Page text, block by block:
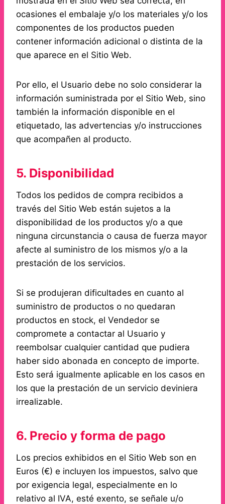
ocasiones el embalaje y/o los materiales y/o los
componentes de los productos pueden
contener información adicional o distinta de la
que aparece en el Sitio Web.
Por ello, el Usuario debe no solo considerar la
información suministrada por el Sitio Web, sino
también la información disponible en el
etiquetado, las advertencias y/o instrucciones
que acompañen al producto.
5. Disponibilidad
Todos los pedidos de compra recibidos a
través del Sitio Web están sujetos a la
disponibilidad de los productos y/o a que
ninguna circunstancia o causa de fuerza mayor
afecte al suministro de los mismos y/o a la
prestación de los servicios.
Si se produjeran dificultades en cuanto al
suministro de productos o no quedaran
productos en stock, el Vendedor se
compromete a contactar al Usuario y
reembolsar cualquier cantidad que pudiera
haber sido abonada en concepto de importe.
Esto será igualmente aplicable en los casos en
los que la prestación de un servicio deviniera
irrealizable.
6. Precio y forma de pago
Los precios exhibidos en el Sitio Web son en
Euros (€) e incluyen los impuestos, salvo que
por exigencia legal, especialmente en lo
relativo al IVA, esté exento, se señale u/o